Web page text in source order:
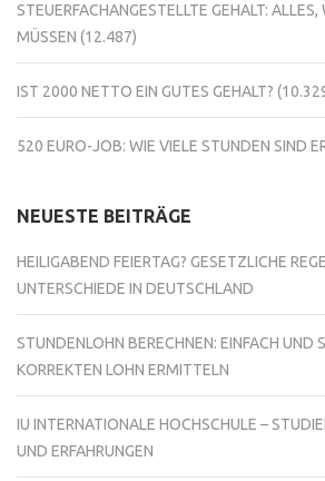
STEUERFACHANGESTELLTE GEHALT: ALLES,
MÜSSEN (12.487)
IST 2000 NETTO EIN GUTES GEHALT?
520 EURO-JOB: WIE VIELE STUNDEN SIND
NEUESTE BEITRÄGE
HEILIGABEND FEIERTAG? GESETZLICHE
UNTERSCHIEDE IN DEUTSCHLAND
STUNDENLOHN BERECHNEN: EINFACH UND
KORREKTEN LOHN ERMITTELN
IU INTERNATIONALE HOCHSCHULE –
UND ERFAHRUNGEN